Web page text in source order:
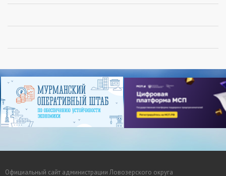
Официальный сайт администрации Ловозерского округа